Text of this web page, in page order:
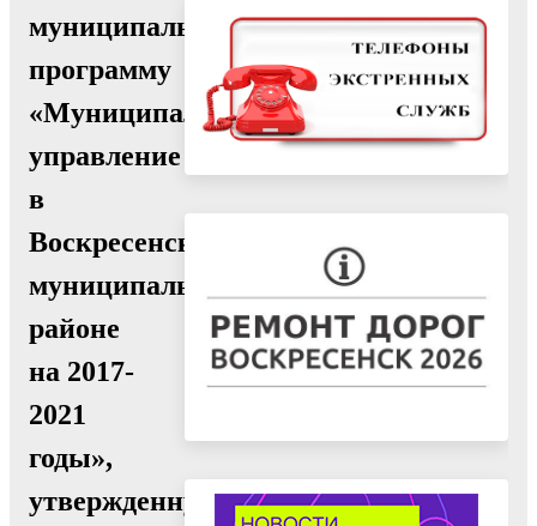
муниципальную
программу
«Муниципальное
управление
в
Воскресенском
муниципальном
районе
на 2017-
2021
годы»,
утвержденную